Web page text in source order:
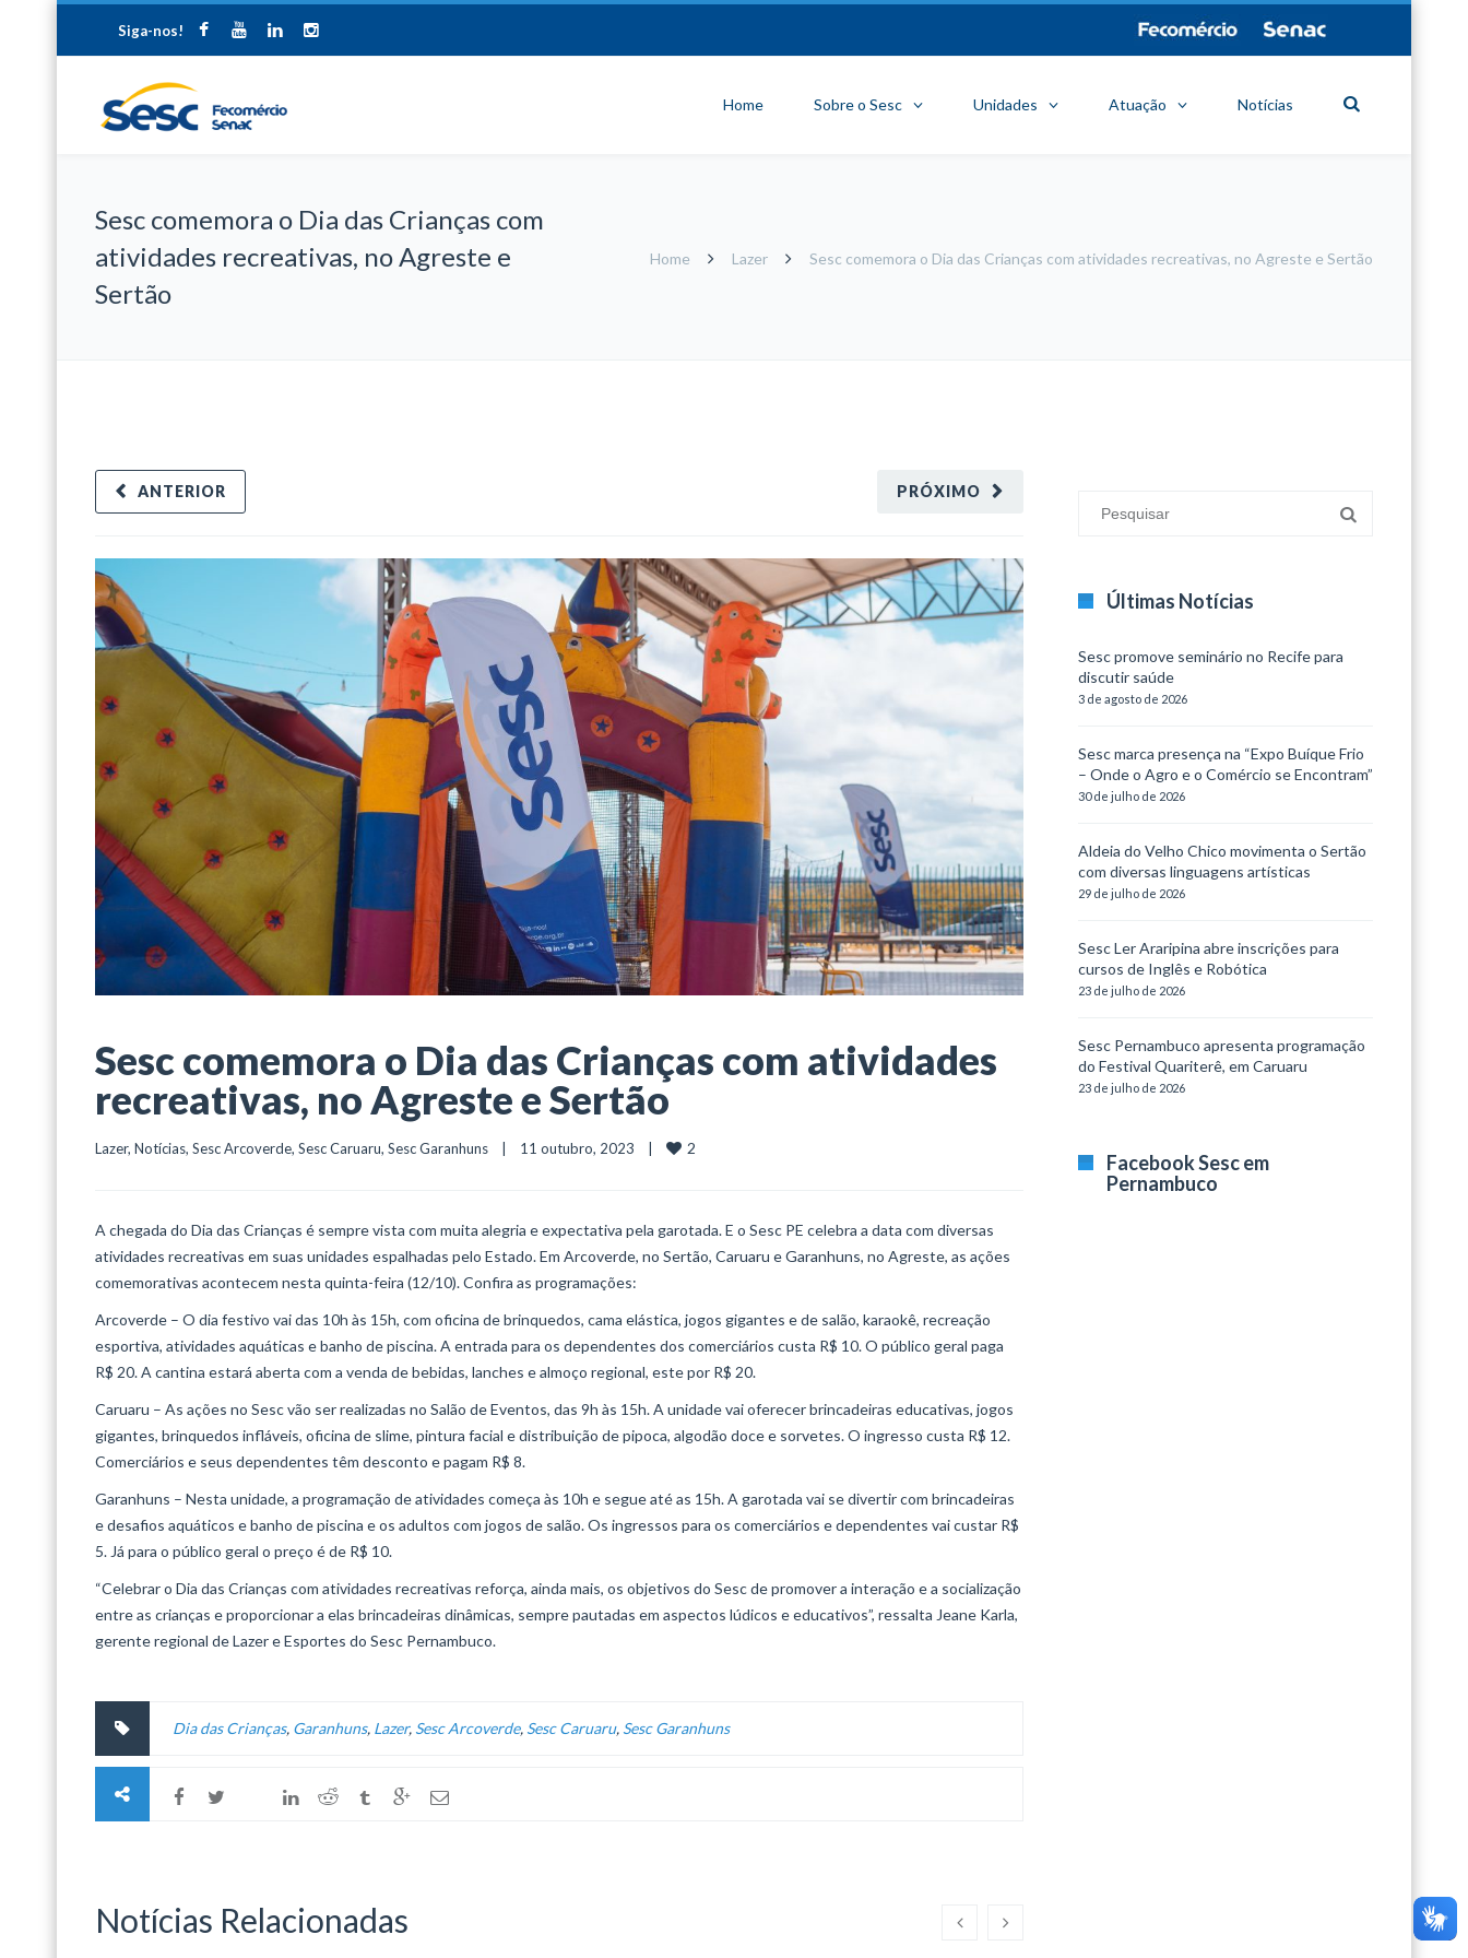
Siga-nos!
Home Sobre o Sesc Unidades Atuação Notícias
Sesc comemora o Dia das Crianças com
atividades recreativas, no Agreste e
Sertão
Home Lazer Sesc comemora o Dia das Crianças com atividades recreativas, no Agreste e Sertão
PRÓXIMO
ANTERIOR
Sesc comemora o Dia das Crianças com atividades
recreativas, no Agreste e Sertão
Lazer, Notícias, Sesc Arcoverde, Sesc Caruaru, Sesc Garanhuns
    |    11 outubro, 2023    |
2
A chegada do Dia das Crianças é sempre vista com muita alegria e expectativa pela garotada. E o Sesc PE celebra a data com diversas
atividades recreativas em suas unidades espalhadas pelo Estado. Em Arcoverde, no Sertão, Caruaru e Garanhuns, no Agreste, as ações
comemorativas acontecem nesta quinta-feira (12/10). Confira as programações:
Arcoverde – O dia festivo vai das 10h às 15h, com oficina de brinquedos, cama elástica, jogos gigantes e de salão, karaokê, recreação
esportiva, atividades aquáticas e banho de piscina. A entrada para os dependentes dos comerciários custa R$ 10. O público geral paga
R$ 20. A cantina estará aberta com a venda de bebidas, lanches e almoço regional, este por R$ 20.
Caruaru – As ações no Sesc vão ser realizadas no Salão de Eventos, das 9h às 15h. A unidade vai oferecer brincadeiras educativas, jogos
gigantes, brinquedos infláveis, oficina de slime, pintura facial e distribuição de pipoca, algodão doce e sorvetes. O ingresso custa R$ 12.
Comerciários e seus dependentes têm desconto e pagam R$ 8.
Garanhuns – Nesta unidade, a programação de atividades começa às 10h e segue até as 15h. A garotada vai se divertir com brincadeiras
e desafios aquáticos e banho de piscina e os adultos com jogos de salão. Os ingressos para os comerciários e dependentes vai custar R$
5. Já para o público geral o preço é de R$ 10.
“Celebrar o Dia das Crianças com atividades recreativas reforça, ainda mais, os objetivos do Sesc de promover a interação e a socialização
entre as crianças e proporcionar a elas brincadeiras dinâmicas, sempre pautadas em aspectos lúdicos e educativos”, ressalta Jeane Karla,
gerente regional de Lazer e Esportes do Sesc Pernambuco.
Dia das Crianças, Garanhuns, Lazer, Sesc Arcoverde, Sesc Caruaru, Sesc Garanhuns
Notícias Relacionadas
Últimas Notícias
Sesc promove seminário no Recife para
discutir saúde
3 de agosto de 2026
Sesc marca presença na “Expo Buíque Frio
– Onde o Agro e o Comércio se Encontram”
30 de julho de 2026
Aldeia do Velho Chico movimenta o Sertão
com diversas linguagens artísticas
29 de julho de 2026
Sesc Ler Araripina abre inscrições para
cursos de Inglês e Robótica
23 de julho de 2026
Sesc Pernambuco apresenta programação
do Festival Quariterê, em Caruaru
23 de julho de 2026
Facebook Sesc em
Pernambuco